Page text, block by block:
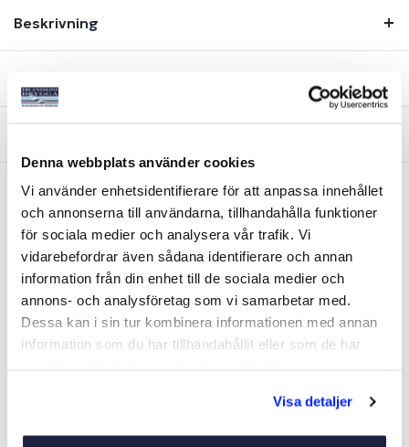
Denna webbplats använder cookies
Vi använder enhetsidentifierare för att anpassa innehållet
och annonserna till användarna, tillhandahålla funktioner
för sociala medier och analysera vår trafik. Vi
vidarebefordrar även sådana identifierare och annan
information från din enhet till de sociala medier och
annons- och analysföretag som vi samarbetar med.
Dessa kan i sin tur kombinera informationen med annan
information som du har tillhandahållit eller som de har
Visa detaljer
Beskrivning
Liknande produkter